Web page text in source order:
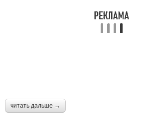
читать дальше →